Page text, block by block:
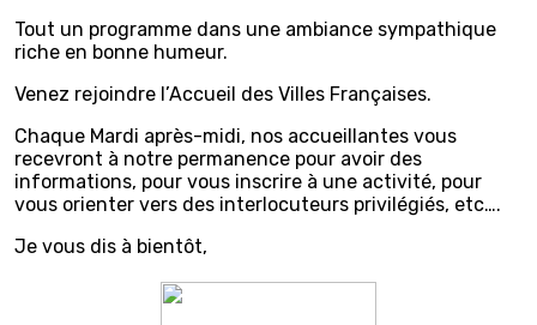
Tout un programme dans une ambiance sympathique
riche en bonne humeur.
Venez rejoindre l’Accueil des Villes Françaises.
Chaque Mardi après-midi, nos accueillantes vous
recevront à notre permanence pour avoir des
informations, pour vous inscrire à une activité, pour
vous orienter vers des interlocuteurs privilégiés, etc….
Je vous dis à bientôt,